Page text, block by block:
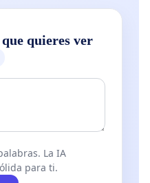
quieres ver
La IA
para ti.